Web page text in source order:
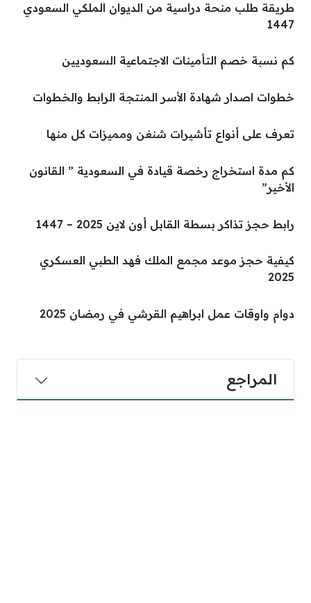
طريقة طلب منحة دراسية من الديوان الملكي السعودي
1447
كم نسبة خصم التأمينات الاجتماعية السعوديين
خطوات اصدار شهادة الأسر المنتجة الرابط والخطوات
تعرف على أنواع تأشيرات شنغن ومميزات كل منها
كم مدة استخراج رخصة قيادة في السعودية ” القانون
الأخير”
رابط حجز تذاكر بسطة القابل أون لاين 2025 – 1447
كيفية حجز موعد مجمع الملك فهد الطبي العسكري
2025
دوام واوقات عمل ابراهيم القرشي في رمضان 2025
المراجع